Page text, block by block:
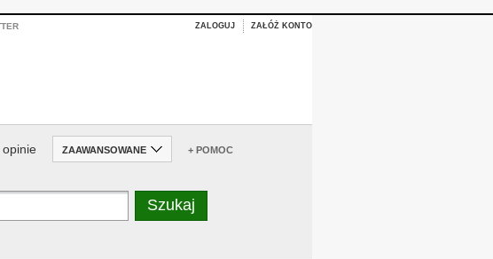
ZALOGUJ ZAŁÓŻ KONTO
ZAAWANSOWANE + POMOC